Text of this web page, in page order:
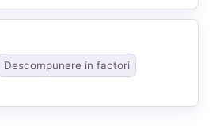
Descompunere in factori